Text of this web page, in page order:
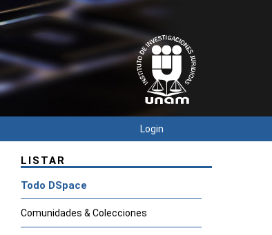
Login
LISTAR
Todo DSpace
Comunidades & Colecciones